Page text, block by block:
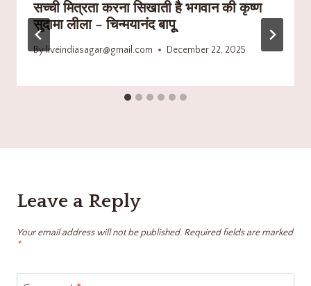
सच्ची मित्रता करना सिखाती है भगवान की कृष्ण
सुदामा लीला – चिन्मयानंद बापूू
Byliveindiasagar@gmail.com December 22, 2025
Leave a Reply
Your email address will not be published. Required fields are marked
*